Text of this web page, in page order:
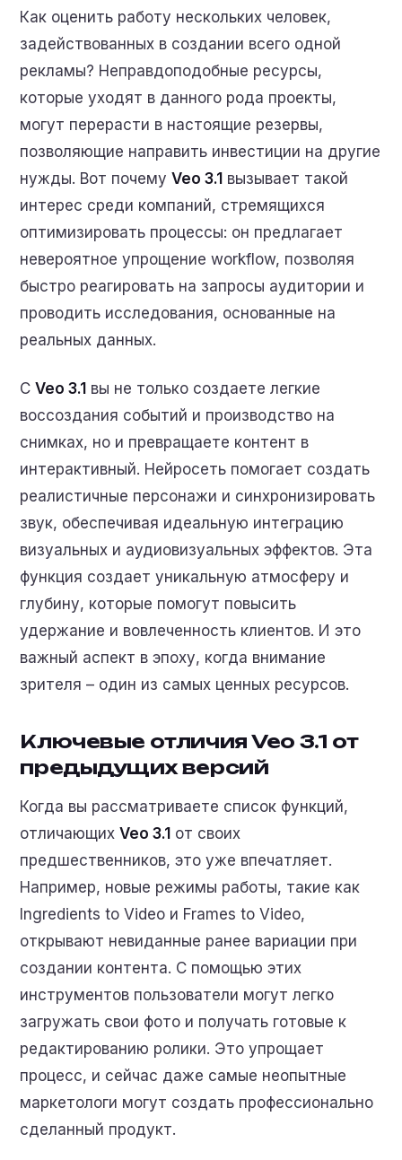
Как оценить работу нескольких человек,
задействованных в создании всего одной
рекламы? Неправдоподобные ресурсы,
которые уходят в данного рода проекты,
могут перерасти в настоящие резервы,
позволяющие направить инвестиции на другие
нужды. Вот почемуVeo 3.1 вызывает такой
интерес среди компаний, стремящихся
оптимизировать процессы: он предлагает
невероятное упрощение workflow, позволяя
быстро реагировать на запросы аудитории и
проводить исследования, основанные на
реальных данных.
СVeo 3.1 вы не только создаете легкие
воссоздания событий и производство на
снимках, но и превращаете контент в
интерактивный. Нейросеть помогает создать
реалистичные персонажи и синхронизировать
звук, обеспечивая идеальную интеграцию
визуальных и аудиовизуальных эффектов. Эта
функция создает уникальную атмосферу и
глубину, которые помогут повысить
удержание и вовлеченность клиентов. И это
важный аспект в эпоху, когда внимание
зрителя – один из самых ценных ресурсов.
Ключевые отличия Veo 3.1 от
предыдущих версий
Когда вы рассматриваете список функций,
отличающихVeo 3.1 от своих
предшественников, это уже впечатляет.
Например, новые режимы работы, такие как
Ingredients to Video и Frames to Video,
открывают невиданные ранее вариации при
создании контента. С помощью этих
инструментов пользователи могут легко
загружать свои фото и получать готовые к
редактированию ролики. Это упрощает
процесс, и сейчас даже самые неопытные
маркетологи могут создать профессионально
сделанный продукт.